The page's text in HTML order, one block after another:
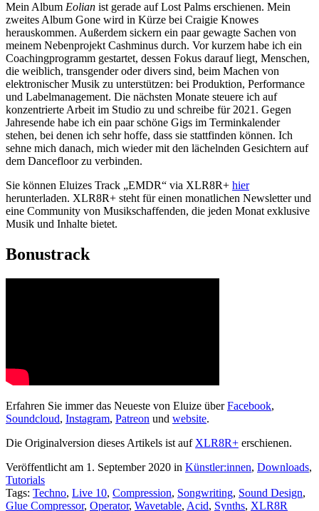
Mein Album Eolian ist gerade auf Lost Palms erschienen. Mein
zweites Album Gone wird in Kürze bei Craigie Knowes
herauskommen. Außerdem sickern ein paar gewagte Sachen von
meinem Nebenprojekt Cashminus durch. Vor kurzem habe ich ein
Coachingprogramm gestartet, dessen Fokus darauf liegt, Menschen,
die weiblich, transgender oder divers sind, beim Machen von
elektronischer Musik zu unterstützen: bei Produktion, Performance
und Labelmanagement. Die nächsten Monate steuere ich auf
konzentrierte Arbeit im Studio zu und schreibe für 2021. Gegen
Jahresende habe ich ein paar schöne Gigs im Terminkalender
stehen, bei denen ich sehr hoffe, dass sie stattfinden können. Ich
sehne mich danach, mich wieder mit den lächelnden Gesichtern auf
dem Dancefloor zu verbinden.
Sie können Eluizes Track „EMDR“ via XLR8R+ hier
herunterladen. XLR8R+ steht für einen monatlichen Newsletter und
eine Community von Musikschaffenden, die jeden Monat exklusive
Musik und Inhalte bietet.
Bonustrack
Erfahren Sie immer das Neueste von Eluize überFacebook,
Soundcloud, Instagram, Patreon und website.
Die Originalversion dieses Artikels ist auf XLR8R+ erschienen.
Veröffentlicht am 1. September 2020 in Künstler:innen, Downloads,
Tutorials
Tags: Techno, Live 10, Compression, Songwriting, Sound Design,
Glue Compressor, Operator, Wavetable, Acid, Synths, XLR8R